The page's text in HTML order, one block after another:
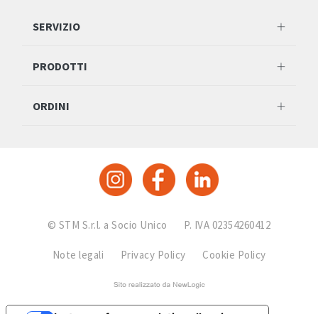
SERVIZIO
PRODOTTI
ORDINI
© STM S.r.l. a Socio Unico P. IVA 02354260412
Note legali Privacy Policy Cookie Policy